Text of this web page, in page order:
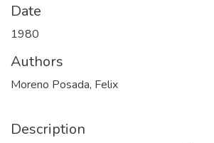
Date
1980
Authors
Moreno Posada, Felix
Description